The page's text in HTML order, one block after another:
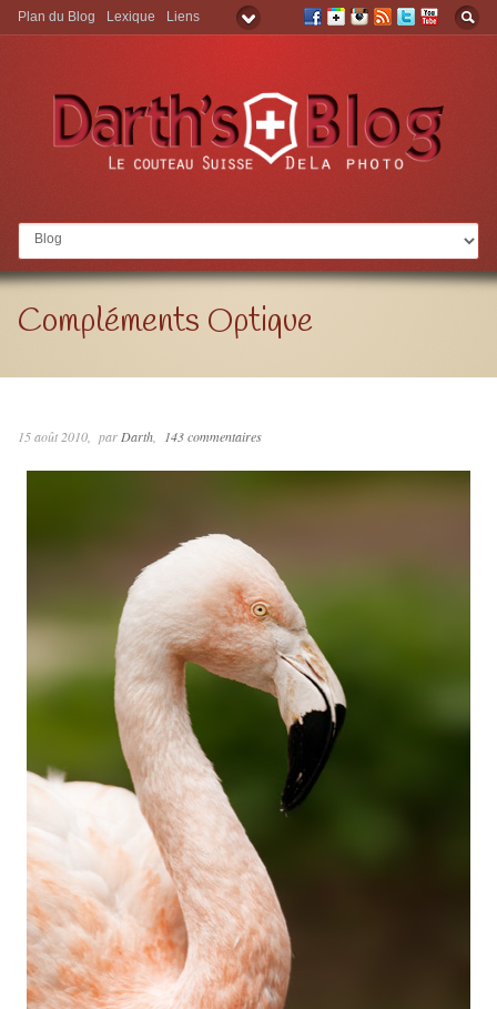
Aller à:
Plan du Blog Lexique Liens
Compléments Optique
15 août 2010 parDarth 143 commentaires